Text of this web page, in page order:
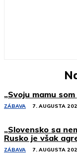
„Svoju mamu
ZÁBAVA 7. AUGUSTA
„Slovensko sa
Rusko je však
ZÁBAVA 7. AUGUSTA